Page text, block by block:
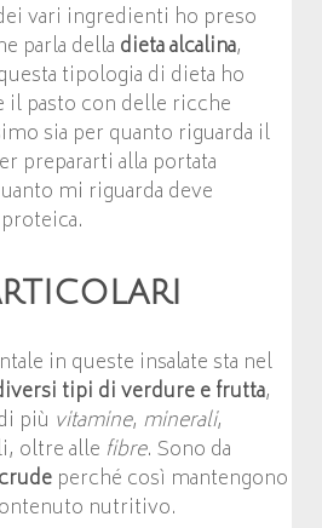
vari ingredienti ho preso
parla della dieta alcalina,
tipologia di dieta ho
il pasto con delle ricche
sia per quanto riguarda il
prepararti alla portata
mi riguarda deve
in queste insalate sta nel
tipi di verdure e frutta,
più vitamine, minerali,
oltre alle fibre. Sono da
perché così mantengono
nutritivo.